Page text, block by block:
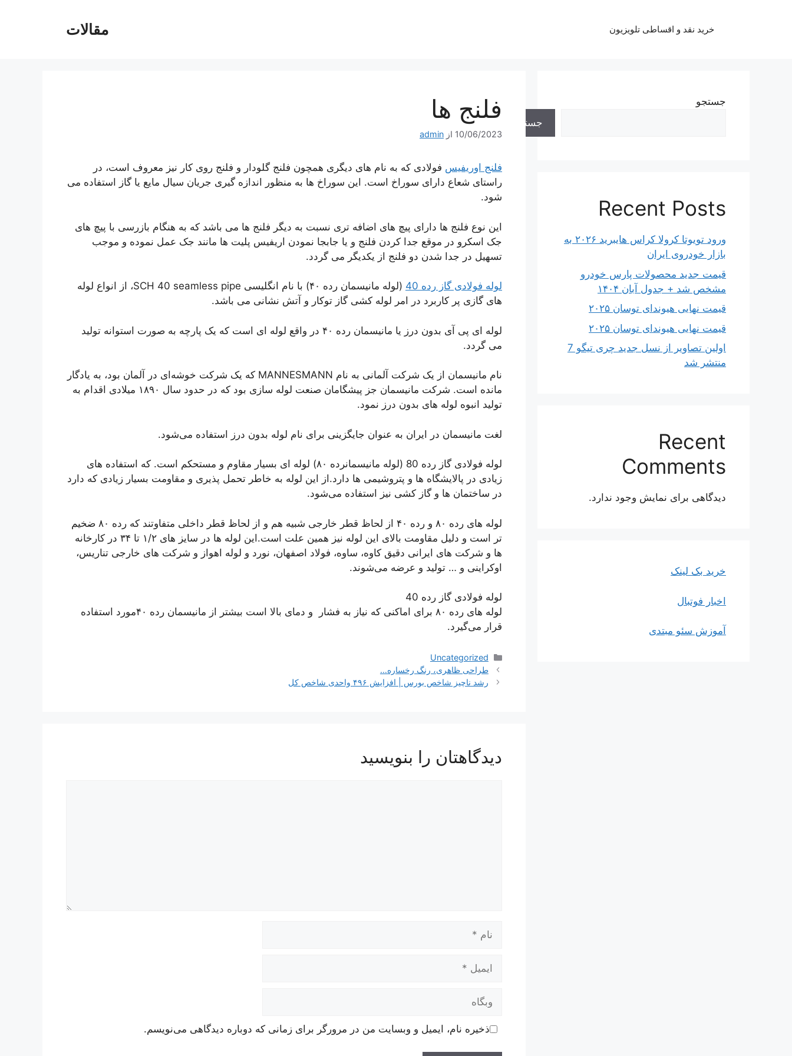
مقالات خرید نقد و اقساطی تلویزیون
فلنج‌ ها
10/06/2023 از admin
فلنج اوریفیس فولادی که به نام ‌های دیگری همچون فلنج گلودار و فلنج روی کار نیز معروف است، در
راستای شعاع دارای سوراخ است. این سوراخ‌ ها به منظور اندازه ‌گیری جریان سیال مایع یا گاز استفاده می
‌شود.
این نوع فلنج‌ ها دارای پیچ‌ های اضافه‌ تری نسبت به دیگر فلنج ‌ها می‌ باشد که به هنگام بازرسی با پیچ ‌های
جک اسکرو در موقع جدا کردن فلنج و یا جابجا نمودن اریفیس پلیت ‌ها مانند جک عمل نموده و موجب
تسهیل در جدا شدن دو فلنج از یکدیگر می ‌گردد.
لوله فولادی گاز رده 40
(لوله مانیسمان رده ۴۰) با نام انگلیسی SCH 40 seamless pipe، از انواع لوله
های گازی پر کاربرد در امر لوله کشی گاز توکار و آتش نشانی می باشد.
لوله ای پی آی بدون درز یا مانیسمان رده ۴۰ در واقع لوله ای است که یک پارچه به صورت استوانه تولید
می گردد.
نام مانیسمان از یک شرکت آلمانی به نام MANNESMANN که یک شرکت خوشه‌ای در آلمان بود، به یادگار
مانده است. شرکت مانیسمان جز پیشگامان صنعت لوله سازی بود که در حدود سال ۱۸۹۰ میلادی اقدام به
تولید انبوه لوله های بدون درز نمود.
لغت مانیسمان در ایران به عنوان جایگزینی برای نام لوله بدون درز استفاده می‌شود.
لوله فولادی گاز رده 80 (لوله مانیسمانرده ۸۰) لوله ای بسیار مقاوم و مستحکم است. که استفاده های
زیادی در پالایشگاه ها و پتروشیمی ها دارد.از این لوله به خاطر تحمل پذیری و مقاومت بسیار زیادی که دارد
در ساختمان ها و گاز کشی نیز استفاده می‌شود.
لوله های رده ۸۰ و رده ۴۰ از لحاظ قطر خارجی شبیه هم و از لحاظ قطر داخلی متفاوتند که رده ۸۰ ضخیم
تر است و دلیل مقاومت بالای این لوله نیز همین علت است.این لوله ها در سایز های ۱/۲ تا ۳۴ در کارخانه
ها و شرکت های ایرانی دقیق کاوه، ساوه، فولاد اصفهان، نورد و لوله اهواز و شرکت های خارجی تناریس،
اوکراینی و … تولید و عرضه می‌شوند.
لوله فولادی گاز رده 40
لوله های رده ۸۰ برای اماکنی که نیاز به فشار و دمای بالا است بیشتر از مانیسمان رده ۴۰مورد استفاده
قرار می‌گیرد.
دسته‌ها
Uncategorized
ناوبری
نوشته‌ها
طراحی ظاهری، رنگ رخساره…
رشد ناچیز شاخص بورس | افزایش ۴۹۶ واحدی شاخص کل
دیدگاهتان را بنویسید
ایمیل
وبگاه
ذخیره نام، ایمیل و وبسایت من در مرورگر برای زمانی که دوباره دیدگاهی می‌نویسم.
جستجو
جستجو
Recent Posts
ورود تویوتا کرولا کراس هایبرید ۲۰۲۶ به
بازار خودروی ایران
قیمت جدید محصولات پارس خودرو
مشخص شد + جدول آبان ۱۴۰۴
قیمت نهایی هیوندای توسان ۲۰۲۵
قیمت نهایی هیوندای توسان ۲۰۲۵
اولین تصاویر از نسل جدید چری تیگو 7
منتشر شد
Recent
Comments
دیدگاهی برای نمایش وجود ندارد.
خرید بک لینک
اخبار فوتبال
آموزش سئو مبتدی